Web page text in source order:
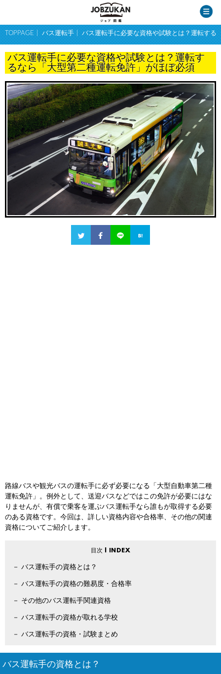
TOPPAGE バス運転手 バス運転手に必要な資格や試験とは？運転する
バス運転手に必要な資格や試験とは？運転す
るなら「大型第二種運転免許」がほぼ必須
路線バスや観光バスの運転手に必ず必要になる「大型自動車第二種
運転免許」。例外として、送迎バスなどではこの免許が必要にはな
りませんが、有償で乗客を運ぶバス運転手なら誰もが取得する必要
のある資格です。今回は、詳しい資格内容や合格率、その他の関連
資格についてご紹介します。
バス運転手の資格とは？
バス運転手の資格の難易度・合格率
その他のバス運転手関連資格
バス運転手の資格が取れる学校
バス運転手の資格・試験まとめ
バス運転手の資格とは？